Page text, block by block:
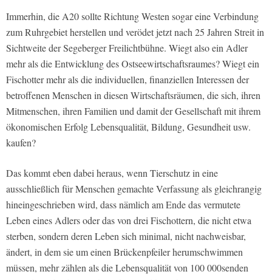
Immerhin, die A20 sollte Richtung Westen sogar eine Verbindung
zum Ruhrgebiet herstellen und verödet jetzt nach 25 Jahren Streit in
Sichtweite der Segeberger Freilichtbühne. Wiegt also ein Adler
mehr als die Entwicklung des Ostseewirtschaftsraumes? Wiegt ein
Fischotter mehr als die individuellen, finanziellen Interessen der
betroffenen Menschen in diesen Wirtschaftsräumen, die sich, ihren
Mitmenschen, ihren Familien und damit der Gesellschaft mit ihrem
ökonomischen Erfolg Lebensqualität, Bildung, Gesundheit usw.
kaufen?
Das kommt eben dabei heraus, wenn Tierschutz in eine
ausschließlich für Menschen gemachte Verfassung als gleichrangig
hineingeschrieben wird, dass nämlich am Ende das vermutete
Leben eines Adlers oder das von drei Fischottern, die nicht etwa
sterben, sondern deren Leben sich minimal, nicht nachweisbar,
ändert, in dem sie um einen Brückenpfeiler herumschwimmen
müssen, mehr zählen als die Lebensqualität von 100 000senden